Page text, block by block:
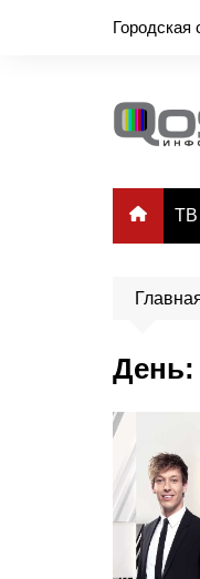
Городская
ТВ
День: